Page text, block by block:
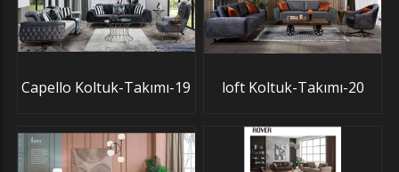
Capello Koltuk-Takımı-19 loft Koltuk-Takımı-20